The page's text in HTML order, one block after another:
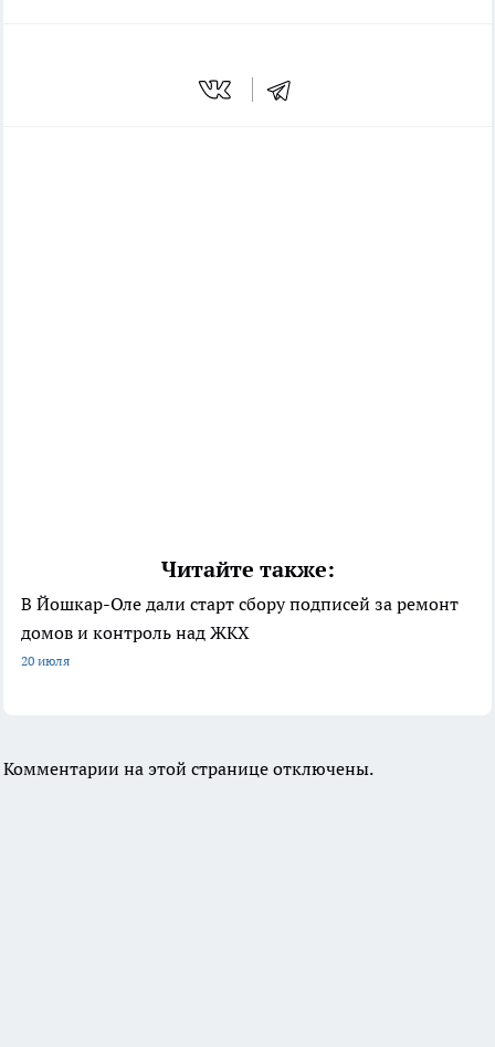
Читайте также:
В Йошкар-Оле дали старт сбору подписей за ремонт
домов и контроль над ЖКХ
20 июля
Комментарии на этой странице отключены.